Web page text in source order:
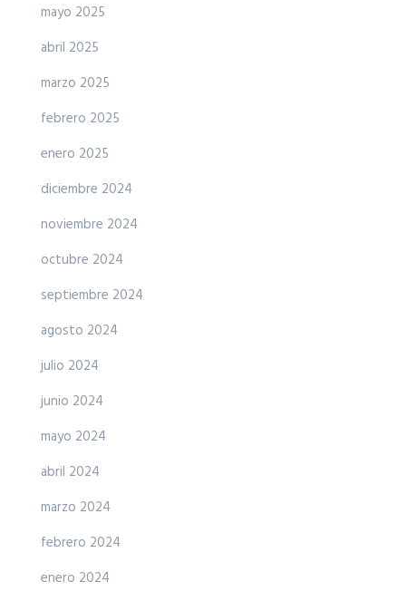
mayo 2025
abril 2025
marzo 2025
febrero 2025
enero 2025
diciembre 2024
noviembre 2024
octubre 2024
septiembre 2024
agosto 2024
julio 2024
junio 2024
mayo 2024
abril 2024
marzo 2024
febrero 2024
enero 2024